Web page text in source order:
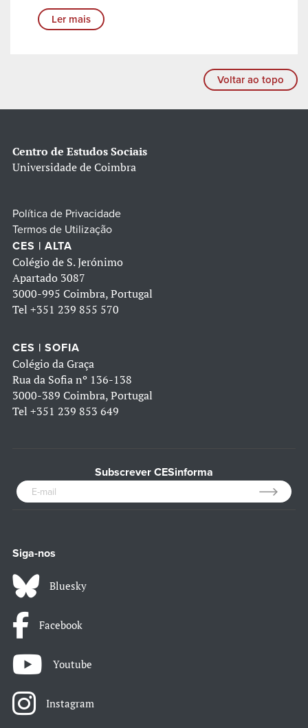
Ler mais
Voltar ao topo
Centro de Estudos Sociais
Universidade de Coimbra
Política de Privacidade
Termos de Utilização
CES | ALTA
Colégio de S. Jerónimo
Apartado 3087
3000-995 Coimbra, Portugal
Tel +351 239 855 570
CES | SOFIA
Colégio da Graça
Rua da Sofia nº 136-138
3000-389 Coimbra, Portugal
Tel +351 239 853 649
Subscrever CESinforma
Siga-nos
Bluesky
Facebook
Youtube
Instagram